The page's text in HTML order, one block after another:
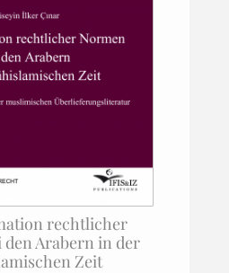
rechtlicher
Arabern in der
Zeit